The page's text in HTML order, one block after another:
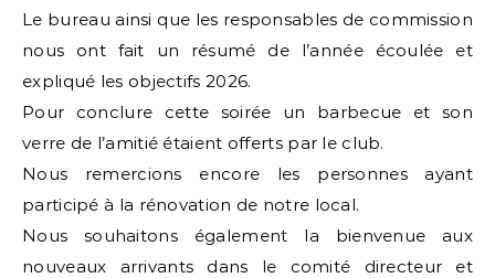
Le bureau ainsi que les responsables de commission
nous ont fait un résumé de l’année écoulée et
expliqué les objectifs 2026.
Pour conclure cette soirée un barbecue et son
verre de l’amitié étaient offerts par le club.
Nous remercions encore les personnes ayant
participé à la rénovation de notre local.
Nous souhaitons également la bienvenue aux
nouveaux arrivants dans le comité directeur et